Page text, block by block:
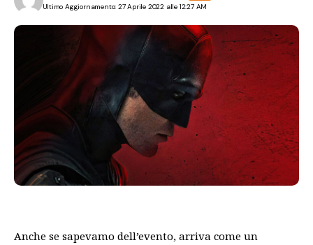
Ultimo Aggiornamento: 27 Aprile 2022 alle 12:27 AM
Anche se sapevamo dell’evento, arriva come un